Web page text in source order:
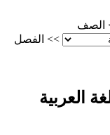
>> الفصل
العربية